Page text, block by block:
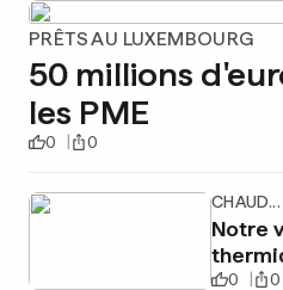
PRÊTS AU LUXEMBOURG
50 millions
les PME
0 0
Notre
0 0